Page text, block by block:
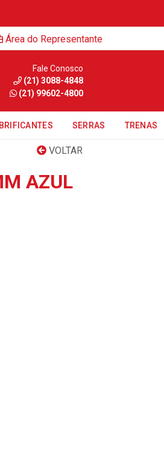
Área do Representante
Fale Conosco
(21) 3088-4848
(21) 99602-4800
SERRAS TRENAS
VOLTAR
AZUL